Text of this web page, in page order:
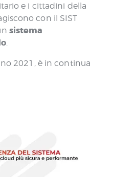
e i cittadini della
con il SIST
sistema
.
2021, è in continua